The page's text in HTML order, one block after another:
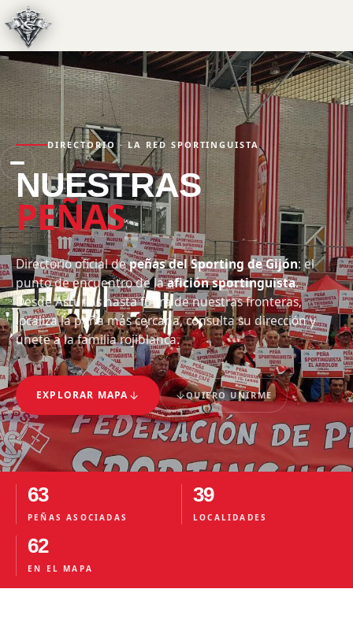
FEDERACIÓN
PEÑAS SPORTINGUISTAS
Inicio Noticias Sobre nosotros Partners Peñas Eventos Viajes Ventajas
Informes Galería TIENDA Contacto
DIRECTORIO · LA RED SPORTINGUISTA
NUESTRAS
PEÑAS
Directorio oficial depeñas del Sporting de Gijón: el
punto de encuentro de laafición sportinguista.
Desde Asturias hasta fuera de nuestras fronteras,
localiza la peña más cercana, consulta su dirección y
únete a la familia rojiblanca.
EXPLORAR MAPA QUIERO UNIRME
63
PEÑAS ASOCIADAS
39
LOCALIDADES
62
EN EL MAPA